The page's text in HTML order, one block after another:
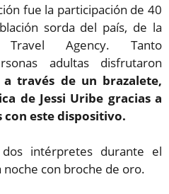
fue la participación de 40
sorda del país, de la
Travel Agency. Tanto
adultas disfrutaron
a través de un brazalete,
de Jessi Uribe gracias a
este dispositivo.
intérpretes durante el
con broche de oro.